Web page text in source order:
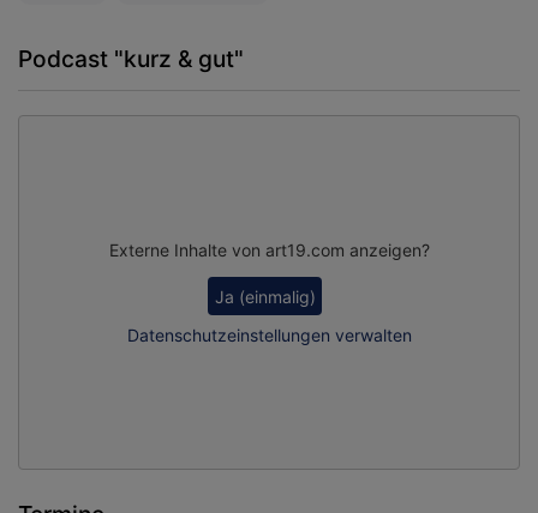
Podcast "kurz & gut"
Externe Inhalte von art19.com anzeigen?
Ja (einmalig)
Datenschutzeinstellungen verwalten